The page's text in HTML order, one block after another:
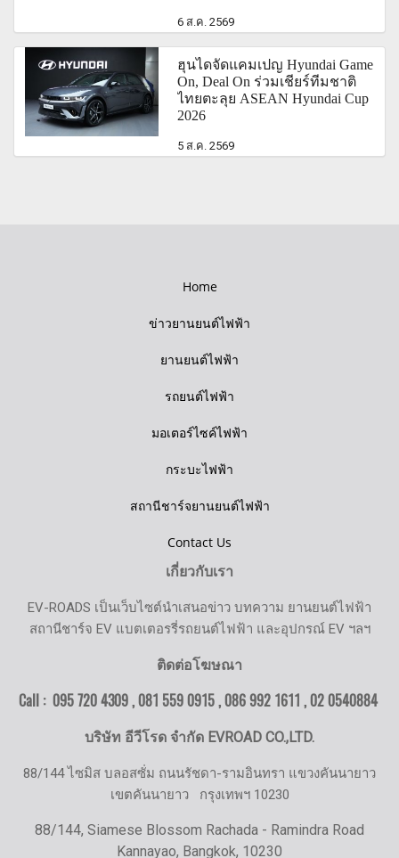
6 ส.ค. 2569
ฮุนไดจัดแคมเปญ Hyundai Game
On, Deal On ร่วมเชียร์ทีมชาติ
ไทยตะลุย ASEAN Hyundai Cup
2026
5 ส.ค. 2569
Home
ข่าวยานยนต์ไฟฟ้า
ยานยนต์ไฟฟ้า
รถยนต์ไฟฟ้า
มอเตอร์ไซค์ไฟฟ้า
กระบะไฟฟ้า
สถานีชาร์จยานยนต์ไฟฟ้า
Contact Us
เกี่ยวกับเรา
EV-ROADS เป็นเว็บไซต์นำเสนอข่าว บทความ ยานยนต์ไฟฟ้า
สถานีชาร์จ EV แบตเตอรรี่รถยนต์ไฟฟ้า และอุปกรณ์ EV ฯลฯ
ติดต่อโฆษณา
Call : 095 720 4309 , 081 559 0915 , 086 992 1611 ,02 0540884
บริษัท อีวีโรด จำกัด EVROAD CO.,LTD.
88/144 ไซมิส บลอสซั่ม ถนนรัชดา-รามอินทรา แขวงคันนายาว
เขตคันนายาว กรุงเทพฯ 10230
88/144, Siamese Blossom Rachada - Ramindra Road
Kannayao, Bangkok, 10230